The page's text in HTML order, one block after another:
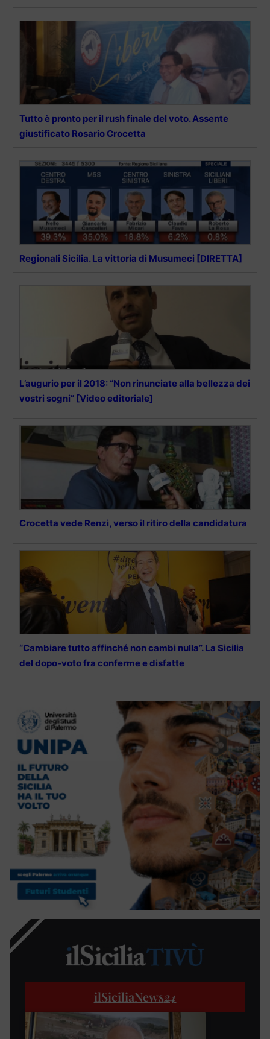
Tutto è pronto per il rush finale del voto. Assente
giustificato Rosario Crocetta
Regionali Sicilia. La vittoria di Musumeci [DIRETTA]
L’augurio per il 2018: “Non rinunciate alla bellezza dei
vostri sogni” [Video editoriale]
Crocetta vede Renzi, verso il ritiro della candidatura
“Cambiare tutto affinché non cambi nulla”. La Sicilia
del dopo-voto fra conferme e disfatte
ilSiciliaNews24